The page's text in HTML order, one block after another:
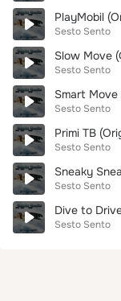
PlayMobil
Sesto Sento
Slow Move
Sesto Sento
Smart Move
Sesto Sento
Primi TB
Sesto Sento
Sneaky
Sesto Sento
Dive to
Sesto Sento